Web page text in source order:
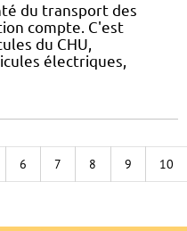
du transport des
compte. C'est
du CHU,
électriques,
6 7 8 9 10